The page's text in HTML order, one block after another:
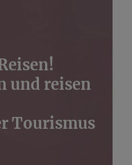
und reisen
Tourismus